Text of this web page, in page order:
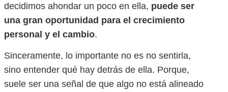
decidimos ahondar un poco en ella, puede ser
una gran oportunidad para el crecimiento
personal y el cambio.
Sinceramente, lo importante no es no sentirla,
sino entender qué hay detrás de ella. Porque,
suele ser una señal de que algo no está alineado